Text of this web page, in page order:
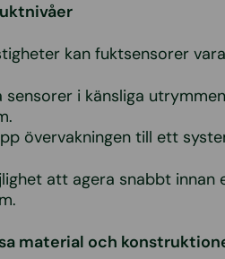
kan fuktsensorer
sensorer i känsliga
övervakningen till ett
att agera snabbt
material och